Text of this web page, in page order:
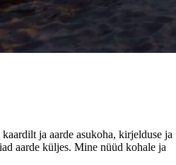
ja aarde asukoha, kirjelduse ja
aarde küljes. Mine nüüd kohale ja